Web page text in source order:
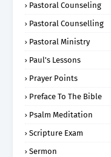
Pastoral Counseling
Pastoral Counselling
Pastoral Ministry
Paul's Lessons
Prayer Points
Preface To The Bible
Psalm Meditation
Scripture Exam
Sermon